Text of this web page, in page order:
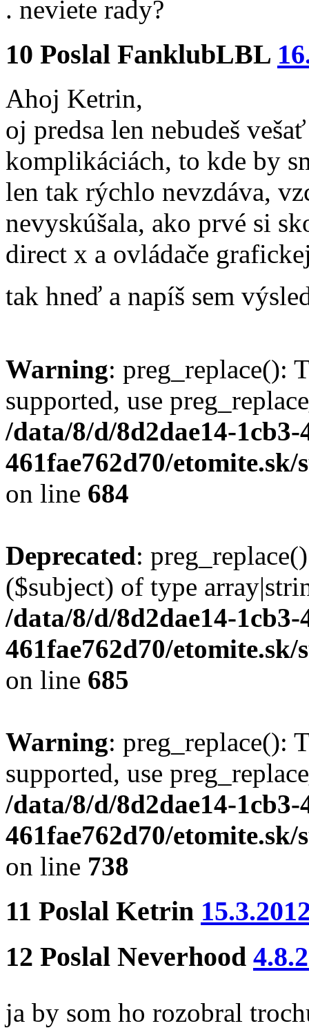
. neviete rady?
10 Poslal FanklubLBL
Ahoj Ketrin,
oj predsa len nebudeš
komplikáciách, to kde by
len tak rýchlo nevzdáva,
nevyskúšala, ako prvé si
direct x a ovládače
tak hneď a napíš sem
Warning: preg_replace():
supported, use
/data/8/d/8d2dae14-1cb3-
461fae762d70/
on line 684
Deprecated:
($subject) of type
/data/8/d/8d2dae14-1cb3-
461fae762d70/
on line 685
Warning: preg_replace():
supported, use
/data/8/d/8d2dae14-1cb3-
461fae762d70/
on line 738
11 Poslal Ketrin
12 Poslal Neverhood
ja by som ho rozobral